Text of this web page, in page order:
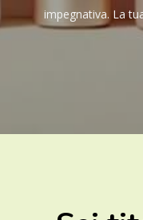
impegnativa. La